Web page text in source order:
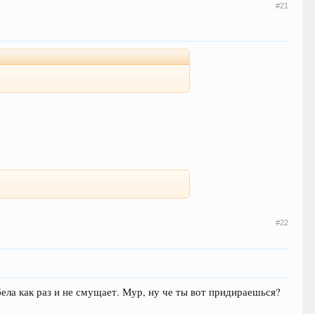
#21
#22
как раз и не смущает. Мур, ну че ты вот придираешься?